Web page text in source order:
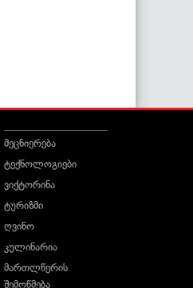
მეცნიერება
ტექნოლოგიები
ვიქტორინა
ტურიზმი
ღვინო
კულინარია
მართლწერის
შემოწმება